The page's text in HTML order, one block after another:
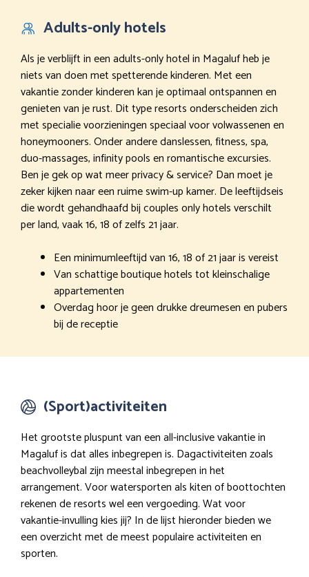
Adults-only hotels
Als je verblijft in een adults-only hotel in Magaluf heb je
niets van doen met spetterende kinderen. Met een
vakantie zonder kinderen kan je optimaal ontspannen en
genieten van je rust. Dit type resorts onderscheiden zich
met specialie voorzieningen speciaal voor volwassenen en
honeymooners. Onder andere danslessen, fitness, spa,
duo-massages, infinity pools en romantische excursies.
Ben je gek op wat meer privacy & service? Dan moet je
zeker kijken naar een ruime swim-up kamer. De leeftijdseis
die wordt gehandhaafd bij couples only hotels verschilt
per land, vaak 16, 18 of zelfs 21 jaar.
Een minimumleeftijd van 16, 18 of 21 jaar is vereist
Van schattige boutique hotels tot kleinschalige
appartementen
Overdag hoor je geen drukke dreumesen en pubers
bij de receptie
(Sport)activiteiten
Het grootste pluspunt van een all-inclusive vakantie in
Magaluf is dat alles inbegrepen is. Dagactiviteiten zoals
beachvolleybal zijn meestal inbegrepen in het
arrangement. Voor watersporten als kiten of boottochten
rekenen de resorts wel een vergoeding. Wat voor
vakantie-invulling kies jij? In de lijst hieronder bieden we
een overzicht met de meest populaire activiteiten en
sporten.